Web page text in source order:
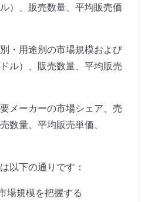
）、販売数量、平均販売価
・用途別の市場規模および
ル）、販売数量、平均販売
メーカーの市場シェア、売
数量、平均販売単価、
以下の通りです：
場規模を把握する